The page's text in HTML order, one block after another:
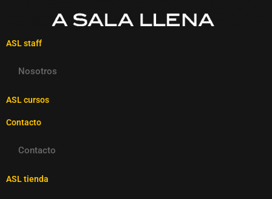
ASL staff
Nosotros
ASL cursos
Contacto
Contacto
ASL tienda